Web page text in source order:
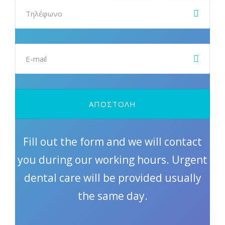
Fill out the form and we will contact
you during our working hours. Urgent
dental care will be provided usually
the same day.